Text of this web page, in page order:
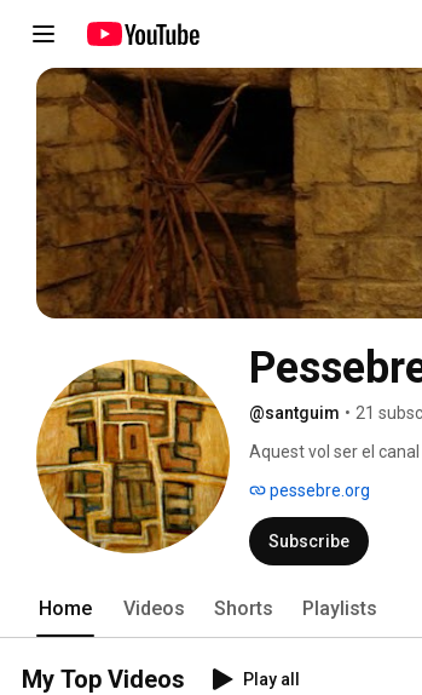
@santguim • 21
Aquest vol ser el
pessebre.org
Subscribe
Home Videos Shorts Playlists
My Top Videos Play all